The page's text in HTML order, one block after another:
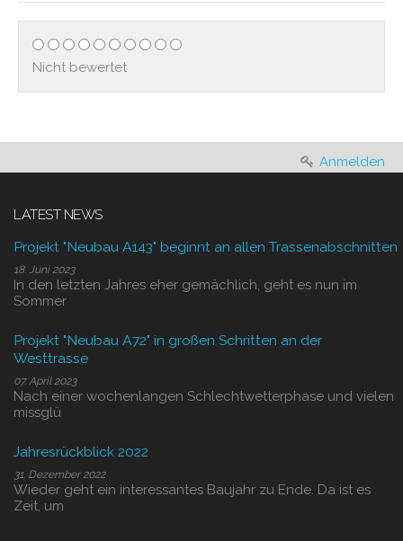
Nicht bewertet
Anmelden
LATEST NEWS
Projekt "Neubau A143" beginnt an allen Trassenabschnitten
18. Juni 2023
In den letzten Jahres eher gemächlich, geht es nun im
Sommer
Projekt "Neubau A72" in großen Schritten an der
Westtrasse
07. April 2023
Nach einer wochenlangen Schlechtwetterphase und vielen
missglü
Jahresrückblick 2022
31. Dezember 2022
Wieder geht ein interessantes Baujahr zu Ende. Da ist es
Zeit, um